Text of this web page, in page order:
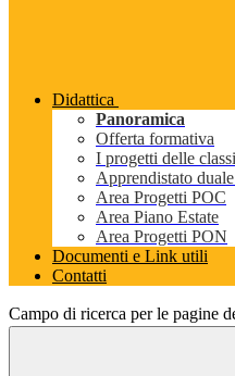
Didattica
Panoramica
Offerta formativa
I progetti delle classi
Apprendistato
Area Progetti POC
Area Piano Estate
Area Progetti PON
Documenti e Link utili
Contatti
Campo di ricerca per le pagine